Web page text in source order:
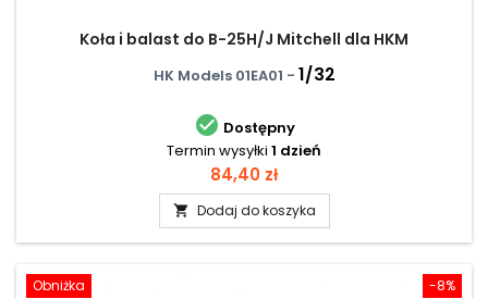
Koła i balast do B-25H/J Mitchell dla HKM
HK Models 01EA01 - 1/32
 Dostępny
Termin wysyłki 1 dzień
Cena
84,40 zł
 Dodaj do koszyka
-8%
Obniżka